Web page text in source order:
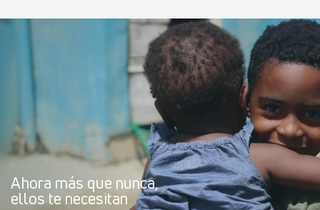
Ahora más que nunca,
ellos te necesitan